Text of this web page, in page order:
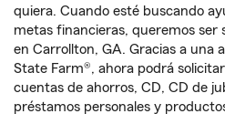
quiera. Cuando esté buscando
metas financieras, queremos ser
en Carrollton, GA. Gracias a una
State Farm®, ahora podrá
cuentas de ahorros, CD, CD de
préstamos personales y